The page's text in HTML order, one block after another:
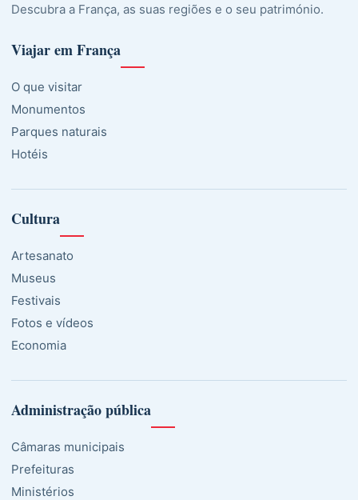
Descubra a França, as suas regiões e o seu património.
Viajar em França
O que visitar
Monumentos
Parques naturais
Hotéis
Cultura
Artesanato
Museus
Festivais
Fotos e vídeos
Economia
Administração pública
Câmaras municipais
Prefeituras
Ministérios